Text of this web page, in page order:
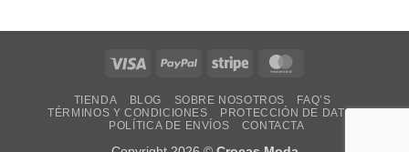
Visa PayPal Stripe
TIENDA BLOG SOBRE NOSOTROS
FAQ’S
TÉRMINOS Y CONDICIONES
PROTECCIÓN DE DATOS
POLÍTICA DE ENVÍOS
CONTACTA